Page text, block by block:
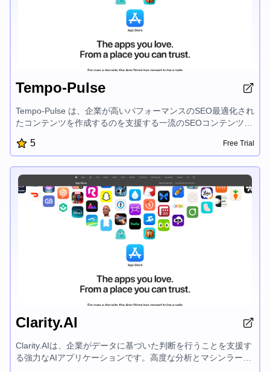
Tempo-Pulse
Tempo-Pulse は、企業が高いパフォーマンスのSEO最適化され
たコンテンツを作成するのを支援する一流のSEOコンテンツ制
り、ユーザーは魅力的な概要、説明、記事を簡単に生成できま
す。そしてそれらは検索エンジンでランク付けされ、オーディ
5 Free Trial
Clarity.AI
Clarity.AIは、企業がデータに基づいた判断を行うことを支援す
る強力なAIアプリケーションです。高度な分析とマシンラーニ